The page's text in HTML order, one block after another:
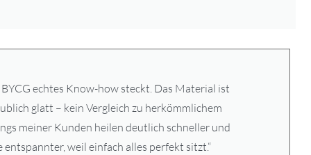
echtes Know-how steckt. Das Material ist
glatt – kein Vergleich zu herkömmlichem
meiner Kunden heilen deutlich schneller und
weil einfach alles perfekt sitzt.“